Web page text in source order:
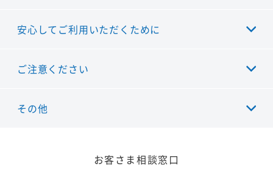
安心してご利用いただくために
ご注意ください
その他
お客さま相談窓口